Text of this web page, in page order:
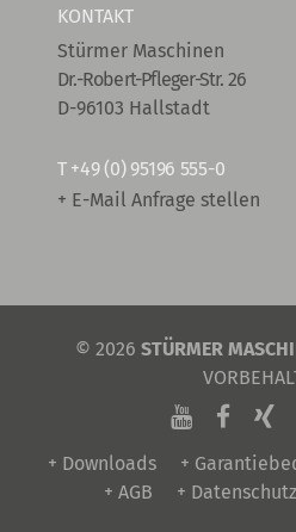
KONTAKT
Stürmer Maschinen
Dr.-Robert-Pfleger-Str. 26
D-96103 Hallstadt
T +49 (0) 95196 555-0
+ E-Mail Anfrage stellen
© 2026 STÜRMER
+ Downloads +
+ AGB
+ Datenschutz